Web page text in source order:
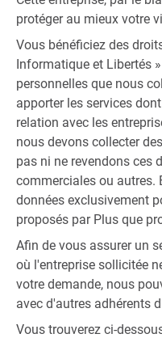
protéger au mieux votre
Vous bénéficiez des
Informatique et Libertés
personnelles que nous
apporter les services
relation avec les
nous devons collecter
pas ni ne revendons ces
commerciales ou autres.
données exclusivement
proposés par Plus que
Afin de vous assurer un
où l'entreprise sollicitée
votre demande, nous
avec d'autres adhérents
Vous trouverez ci-